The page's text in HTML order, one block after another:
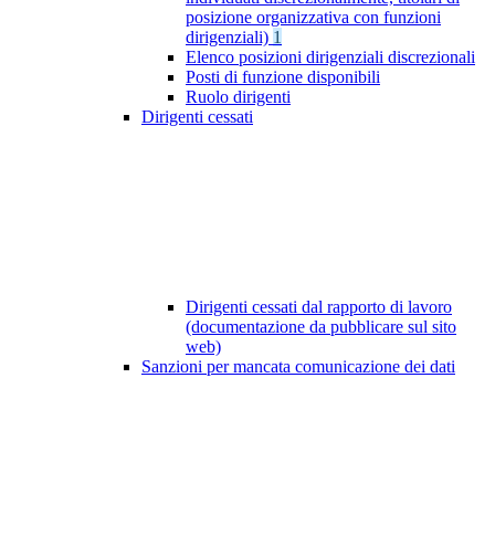
posizione organizzativa con funzioni
dirigenziali) 1
Elenco posizioni dirigenziali discrezionali
Posti di funzione disponibili
Ruolo dirigenti
Dirigenti cessati
Dirigenti cessati dal rapporto di lavoro
(documentazione da pubblicare sul sito
web)
Sanzioni per mancata comunicazione dei dati